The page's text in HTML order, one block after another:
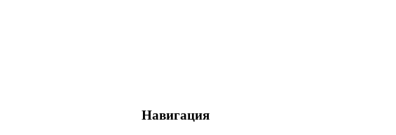
Навигация